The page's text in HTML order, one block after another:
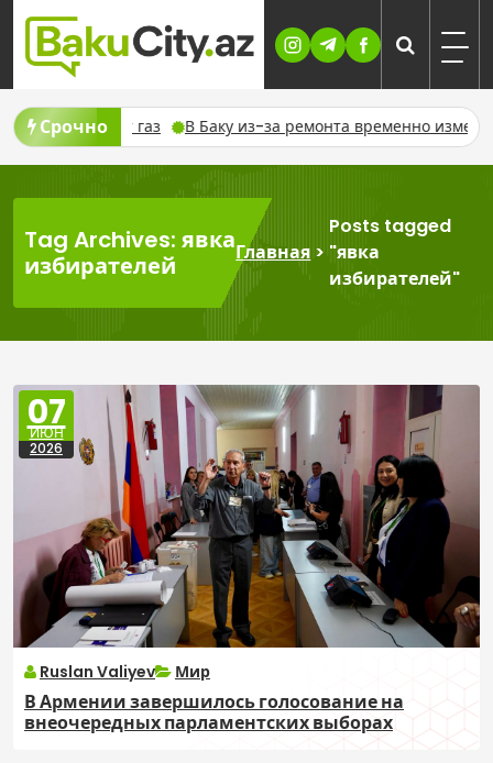
Skip
content
Срочно
отключат газ В Баку из-за ремонта временно изменят
Tag Archives: явка
избирателей
Главная >
Posts tagged
"явка
избирателей"
07
ИЮН
2026
Ruslan Valiyev Мир
В Армении завершилось голосование на
внеочередных парламентских выборах